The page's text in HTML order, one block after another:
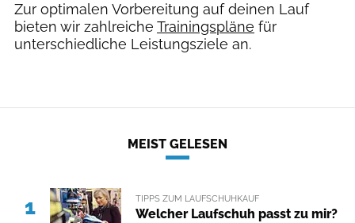
Zur optimalen Vorbereitung auf deinen Lauf
bieten wir zahlreiche Trainingspläne für
unterschiedliche Leistungsziele an.
MEIST GELESEN
1 TIPPS ZUM LAUFSCHUHKAUF
Welcher Laufschuh passt zu mir?